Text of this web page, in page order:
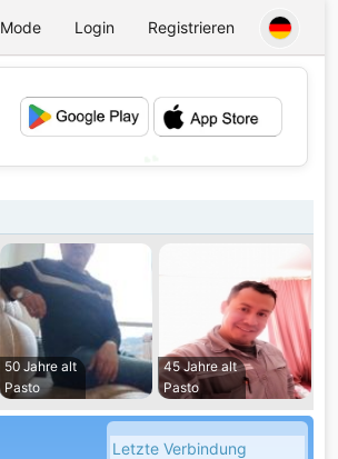
Mode Login Registrieren
50 Jahre alt
Pasto
45 Jahre alt
Pasto
Letzte Verbindung